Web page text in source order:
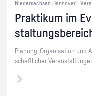
Niedersachsen Hannover |
Prak­ti­kum im
Pla­nung, Or­ga­ni­sa­ti­on und
schaft­li­cher